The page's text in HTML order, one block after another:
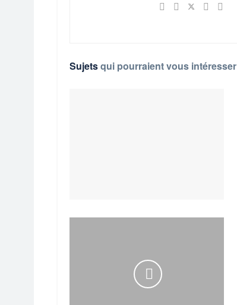
Sujetsqui pourraient vous intéresser